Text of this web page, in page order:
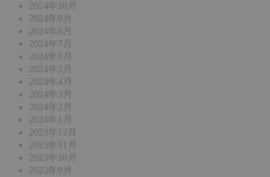
2024年10月
2024年9月
2024年8月
2024年7月
2024年6月
2024年5月
2024年4月
2024年3月
2024年2月
2024年1月
2023年12月
2023年11月
2023年10月
2023年9月